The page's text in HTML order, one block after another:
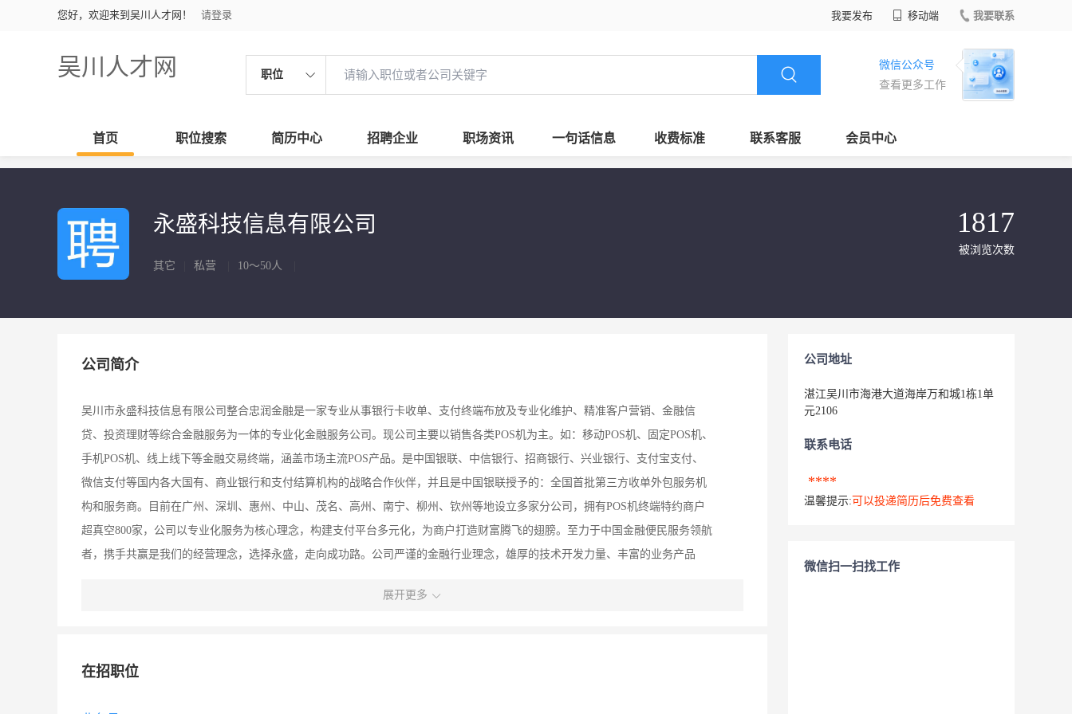
您好，欢迎来到吴川人才网！ 请登录 我要发布 移动端 我要联系
吴川人才网 职位
微信公众号
查看更多工作
首页 职位搜索 简历中心 招聘企业 职场资讯 一句话信息 收费标准 联系客服 会员中心
永盛科技信息有限公司
其它 私营 10～50人
1817
被浏览次数
公司简介
吴川市永盛科技信息有限公司整合忠润金融是一家专业从事银行卡收单、支付终端布放及专业化维护、精准客户营销、金融信
贷、投资理财等综合金融服务为一体的专业化金融服务公司。现公司主要以销售各类POS机为主。如：移动POS机、固定POS机、
手机POS机、线上线下等金融交易终端，涵盖市场主流POS产品。是中国银联、中信银行、招商银行、兴业银行、支付宝支付、
微信支付等国内各大国有、商业银行和支付结算机构的战略合作伙伴，并且是中国银联授予的：全国首批第三方收单外包服务机
构和服务商。目前在广州、深圳、惠州、中山、茂名、高州、南宁、柳州、钦州等地设立多家分公司，拥有POS机终端特约商户
超真空800家，公司以专业化服务为核心理念，构建支付平台多元化，为商户打造财富腾飞的翅膀。至力于中国金融便民服务领航
者，携手共赢是我们的经营理念，选择永盛，走向成功路。公司严谨的金融行业理念，雄厚的技术开发力量、丰富的业务产品
服务。经过数年的努力，已经成为客户身边值得依赖和值得拥有的合作伙伴，在此欢迎各界人士携手合作，互惠共赢。
展开更多
在招职位
公司地址
湛江吴川市海港大道海岸万和城1栋1单
元2106
联系电话
****
温馨提示: 可以投递简历后免费查看
微信扫一扫找工作